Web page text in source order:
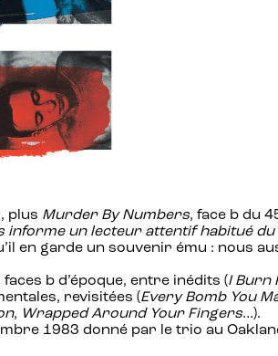
plus Murder By Numbers, face b du
informe un lecteur attentif habitué du
en garde un souvenir ému : nous
b d’époque, entre inédits (I Burn
revisitées (Every Bomb You
, Wrapped Around Your Fingers…).
1983 donné par le trio au